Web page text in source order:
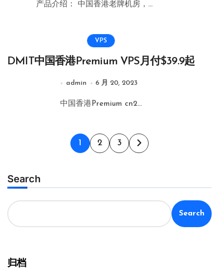
产品介绍： 中国香港老牌机房，...
VPS
DMIT中国香港Premium VPS月付$39.9起
admin 6 月 20, 2023
中国香港Premium cn2...
文1 2 3
Search
Search
归档